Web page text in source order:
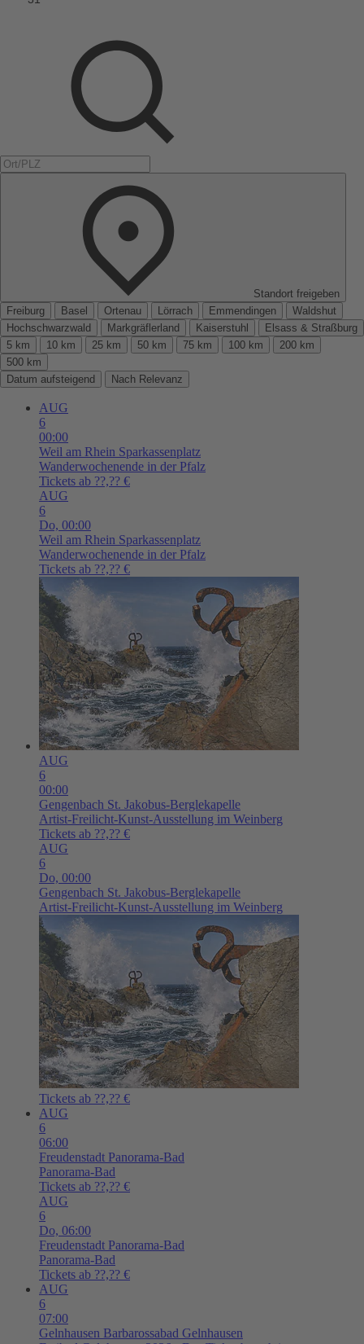
Standort freigeben
Freiburg
Basel Ortenau Lörrach Emmendingen
Waldshut
Hochschwarzwald
Markgräflerland Kaiserstuhl
Elsass & Straßburg
5 km
10 km 25 km 50 km 75 km 100 km
200 km
500 km
Datum aufsteigend
Nach Relevanz
AUG
6
00:00
Weil am Rhein Sparkassenplatz
Wanderwochenende in der Pfalz
Tickets ab ??,?? €
AUG
6
Do, 00:00
Weil am Rhein Sparkassenplatz
Wanderwochenende in der Pfalz
Tickets ab ??,?? €
AUG
6
00:00
Gengenbach St. Jakobus-Berglekapelle
Artist-Freilicht-Kunst-Ausstellung im Weinberg
Tickets ab ??,?? €
AUG
6
Do, 00:00
Gengenbach St. Jakobus-Berglekapelle
Artist-Freilicht-Kunst-Ausstellung im Weinberg
Tickets ab ??,?? €
AUG
6
06:00
Freudenstadt Panorama-Bad
Panorama-Bad
Tickets ab ??,?? €
AUG
6
Do, 06:00
Freudenstadt Panorama-Bad
Panorama-Bad
Tickets ab ??,?? €
AUG
6
07:00
Gelnhausen Barbarossabad Gelnhausen